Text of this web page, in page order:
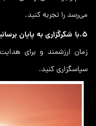
می‌رسد را تجربه کنید.
5.با شکرگزاری به پایان برسانید:
زمان ارزشمند و برای
سپاسگزاری کنید.